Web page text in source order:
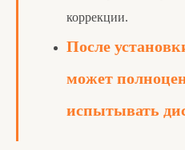
коррекции.
После
может
испытывать